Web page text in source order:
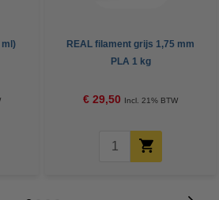
REAL filament grijs 1,75 mm
PLA 1 kg
€ 29,50 Incl. 21% BTW